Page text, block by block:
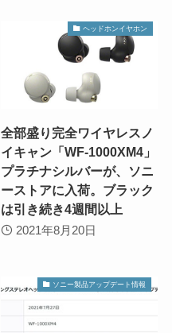
ヘッドホンイヤホン
全部盛り完全ワイヤレスノ
イキャン「WF-1000XM4」
プラチナシルバーが、ソニ
ーストアに入荷。ブラック
は引き続き4週間以上
2021年8月20日
ソニー製品アップデート情報